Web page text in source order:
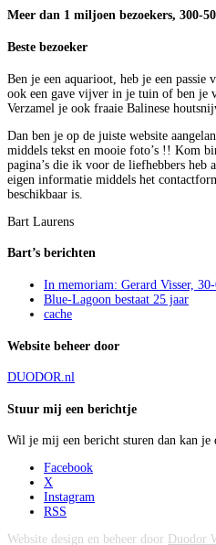
Meer dan 1 miljoen bezoekers, 300-
Beste bezoeker
Ben je een aquarioot, heb je een
ook een gave vijver in je tuin of ben je
Verzamel je ook fraaie Balinese
Dan ben je op de juiste website
middels tekst en mooie foto’s !! Kom
pagina’s die ik voor de liefhebbers heb
eigen informatie middels het
beschikbaar is.
Bart Laurens
Bart’s berichten
In memoriam: Gerard Visser,
Blue-Lagoon bestaat 25 jaar
cache
Website beheer door
DUODOR.nl
Stuur mij een berichtje
Wil je mij een bericht sturen dan kan je
Facebook
X
Instagram
RSS
Website design en beheer door Duodor